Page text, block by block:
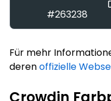
#263238
Für mehr
derenoffizielle